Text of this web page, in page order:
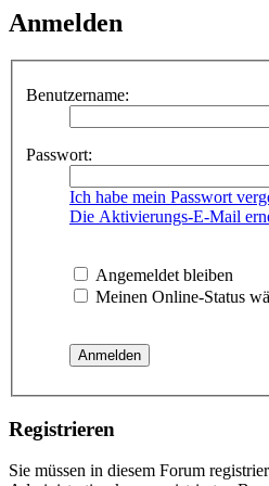
Anmelden
Benutzername:
Passwort:
Ich habe mein Passwort
Die Aktivierungs-E-Mail
Angemeldet bleiben
Meinen Online-Status
Registrieren
Sie müssen in diesem Forum